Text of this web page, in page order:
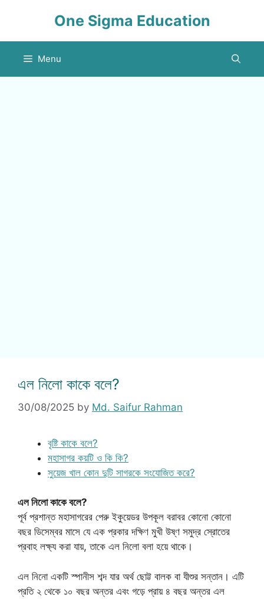
One Sigma Education
Menu
এল নিলো কাকে বলে?
30/08/2025 by Md. Saifur Rahman
বৃষ্টি কাকে বলে?
মহাসাগর কয়টি ও কি কি?
সুয়েজ খাল কোন দুটি সাগরকে সংযোজিত করে?
এল নিলো কাকে বলে?
পূর্ব প্রশান্ত মহাসাগরের পেরু ইকুয়েডর উপকূল বরাবর কোনো কোনো
বছর ডিসেম্বর মাসে যে এক প্রকার দক্ষিণ মুখী উষ্ণ সমুদ্র স্রোতের
প্রবাহ লক্ষ্য করা যায়, তাকে এল নিলো বলা হয়ে থাকে।
এল নিনো একটি স্পানীস শব্দ যার অর্থ ছোট্ট বালক বা যীশুর সন্তান। এটি
প্রতি ২ থেকে ১০ বছর অন্তর এবং গড়ে প্রায় ৪ বছর অন্তর এল